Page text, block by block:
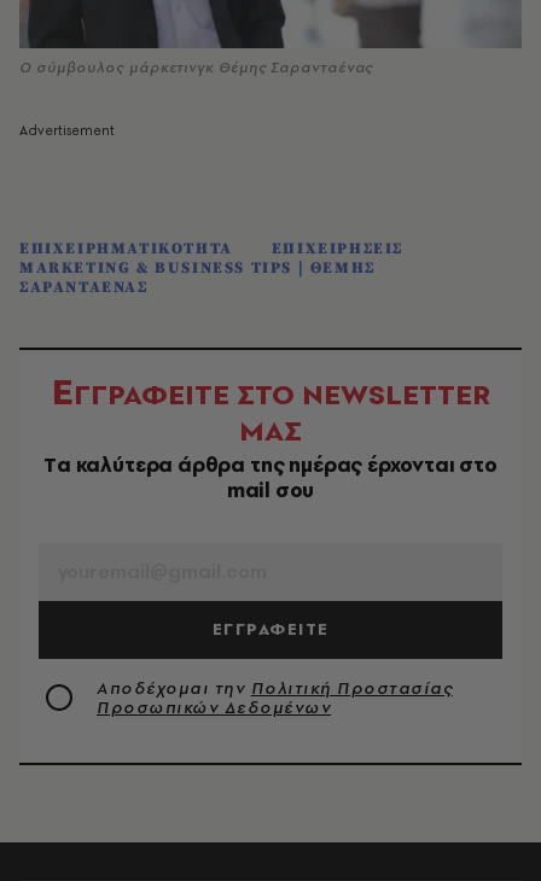
Ο σύμβουλος μάρκετινγκ Θέμης Σαρανταένας
ΕΠΙΧΕΙΡΗΜΑΤΙΚΟΤΗΤΑ
ΕΠΙΧΕΙΡΗΣΕΙΣ
MARKETING & BUSINESS TIPS | ΘΕΜΗΣ
ΣΑΡΑΝΤΑΕΝΑΣ
ΕΓΓΡΑΦΕΙΤΕ ΣΤΟ NEWSLETTER
ΜΑΣ
Tα καλύτερα άρθρα της ημέρας έρχονται στο
mail σου
ΕΓΓΡΑΦΕΙΤΕ
Αποδέχομαι την Πολιτική Προστασίας
Προσωπικών Δεδομένων